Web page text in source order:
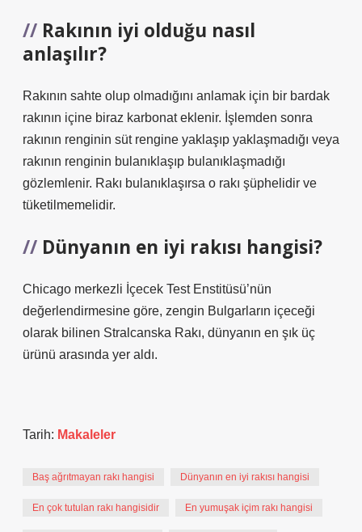
Rakının iyi olduğu nasıl
anlaşılır?
Rakının sahte olup olmadığını anlamak için bir bardak
rakının içine biraz karbonat eklenir. İşlemden sonra
rakının renginin süt rengine yaklaşıp yaklaşmadığı veya
rakının renginin bulanıklaşıp bulanıklaşmadığı
gözlemlenir. Rakı bulanıklaşırsa o rakı şüphelidir ve
tüketilmemelidir.
Dünyanın en iyi rakısı hangisi?
Chicago merkezli İçecek Test Enstitüsü’nün
değerlendirmesine göre, zengin Bulgarların içeceği
olarak bilinen Stralcanska Rakı, dünyanın en şık üç
ürünü arasında yer aldı.
Tarih: Makaleler
Baş ağrıtmayan rakı hangisi Dünyanın en iyi rakısı hangisi
En çok tutulan rakı hangisidir En yumuşak içim rakı hangisi